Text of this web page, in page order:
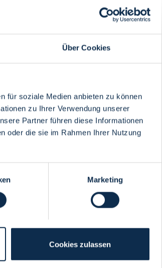
Über Cookies
für soziale Medien anbieten zu können
zu Ihrer Verwendung unserer
Partner führen diese Informationen
oder die sie im Rahmen Ihrer Nutzung
Marketing
Cookies zulassen